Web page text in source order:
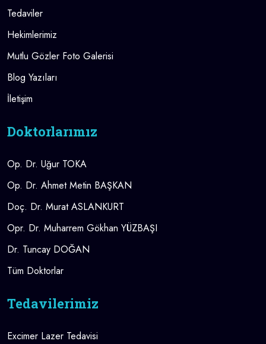
Tedaviler
Hekimlerimiz
Mutlu Gözler Foto Galerisi
Blog Yazıları
İletişim
Doktorlarımız
Op. Dr. Uğur TOKA
Op. Dr. Ahmet Metin BAŞKAN
Doç. Dr. Murat ASLANKURT
Opr. Dr. Muharrem Gökhan YÜZBAŞI
Dr. Tuncay DOĞAN
Tüm Doktorlar
Tedavilerimiz
Excimer Lazer Tedavisi